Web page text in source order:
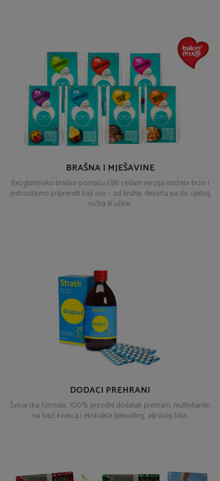
BRAŠNA I MJEŠAVINE
Bezglutensko brašno pomoću čijih sedam verzija možete brzo i
jednostavno pripremiti baš sve – od kruha, deserta pa do cijelog
ručka ili užine.
DODACI PREHRANI
Švicarska formula, 100% prirodni dodatak prehrani, multivitamin
na bazi kvasca i ekstrakta ljekovitog, alpskog bilja.